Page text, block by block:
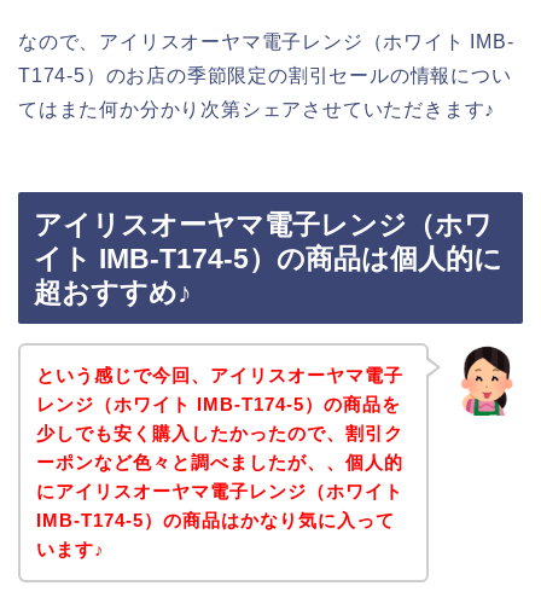
なので、アイリスオーヤマ電子レンジ（ホワイト IMB-
T174-5）のお店の季節限定の割引セールの情報につい
てはまた何か分かり次第シェアさせていただきます♪
アイリスオーヤマ電子レンジ（ホワ
イト IMB-T174-5）の商品は個人的に
超おすすめ♪
という感じで今回、アイリスオーヤマ電子
レンジ（ホワイト IMB-T174-5）の商品を
少しでも安く購入したかったので、割引ク
ーポンなど色々と調べましたが、、個人的
にアイリスオーヤマ電子レンジ（ホワイト
IMB-T174-5）の商品はかなり気に入って
います♪